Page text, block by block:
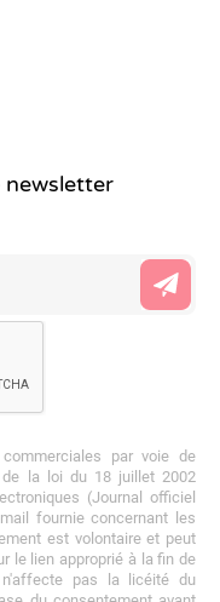
newsletter
par voie de
de la loi du 18 juillet 2002
(Journal officiel
fournie concernant les
est volontaire et peut
le lien approprié à la fin de
n'affecte pas la licéité du